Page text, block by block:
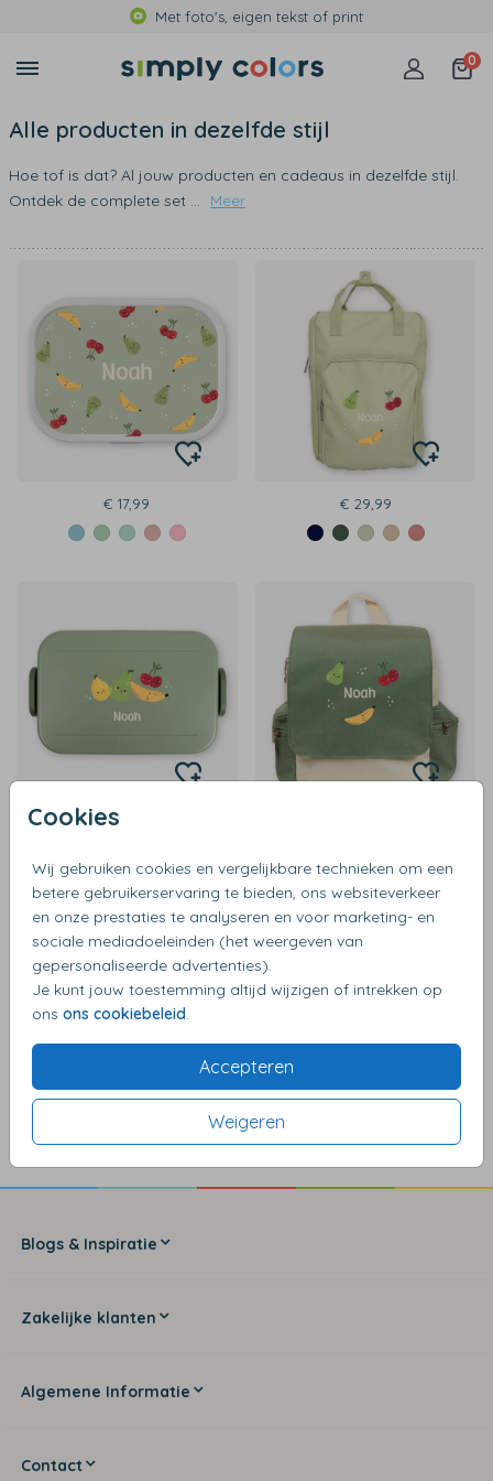
Met foto's, eigen tekst of print
0
Cookies
Wij gebruiken cookies en vergelijkbare technieken om een
betere gebruikerservaring te bieden, ons websiteverkeer
en onze prestaties te analyseren en voor marketing- en
sociale mediadoeleinden (het weergeven van
gepersonaliseerde advertenties).
Je kunt jouw toestemming altijd wijzigen of intrekken op
ons ons cookiebeleid.
Accepteren
Weigeren
Alle producten in dezelfde stijl
Hoe tof is dat? Al jouw producten en cadeaus in dezelfde stijl.
Ontdek de complete set ... Meer
€ 17,99 € 29,99
€ 20,99
van de 5 sterren
Blogs & Inspiratie
Zakelijke klanten
Algemene Informatie
Contact